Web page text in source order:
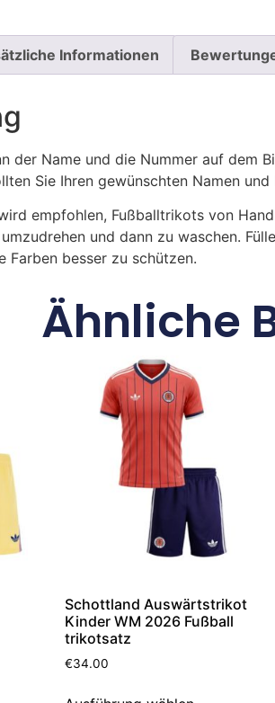
Informationen
der Name und die Nummer auf dem
Sie Ihren gewünschten Namen
empfohlen, Fußballtrikots von
und dann zu waschen.
Farben besser zu schützen.
Ähnliche
Schottland Auswärtstrikot
Kinder WM 2026 Fußball
trikotsatz
€34.00